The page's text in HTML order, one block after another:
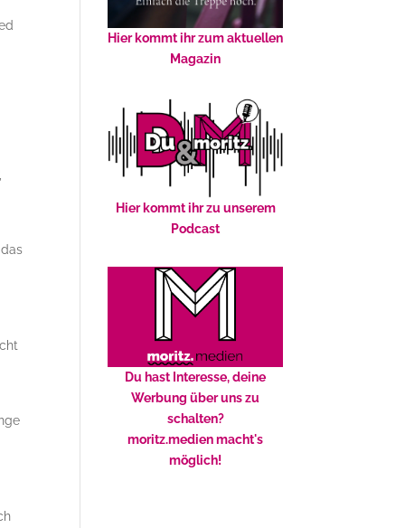
Hier kommt ihr zum aktuellen
Magazin
Hier kommt ihr zu unserem
Podcast
Du hast Interesse, deine
Werbung über uns zu
schalten?
moritz.medien macht's
möglich!